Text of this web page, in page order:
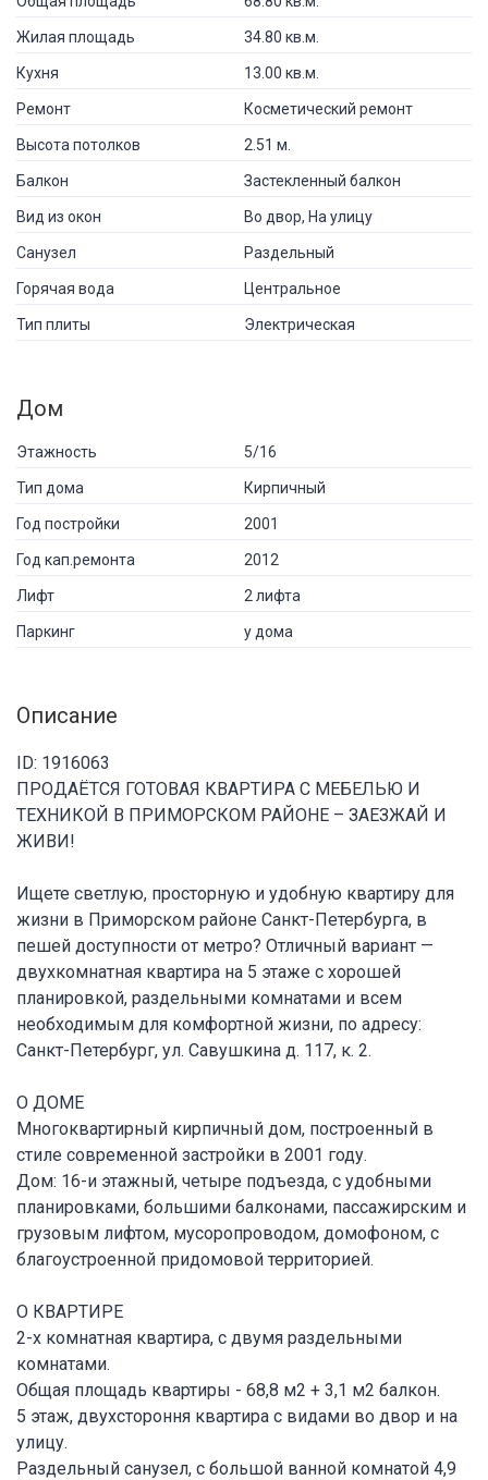
Жилая площадь 34.80 кв.м.
Кухня 13.00 кв.м.
Ремонт Косметический ремонт
Высота потолков 2.51 м.
Балкон Застекленный балкон
Вид из окон Во двор, На улицу
Санузел Раздельный
Горячая вода Центральное
Тип плиты Электрическая
Дом
Этажность 5/16
Тип дома Кирпичный
Год постройки 2001
Год кап.ремонта 2012
Лифт 2 лифта
Паркинг у дома
Описание
ID: 1916063
ПРОДАЁТСЯ ГОТОВАЯ КВАРТИРА С МЕБЕЛЬЮ И
ТЕХНИКОЙ В ПРИМОРСКОМ РАЙОНЕ – ЗАЕЗЖАЙ И
ЖИВИ!
Ищете светлую, просторную и удобную квартиру для
жизни в Приморском районе Санкт-Петербурга, в
пешей доступности от метро? Отличный вариант —
двухкомнатная квартира на 5 этаже с хорошей
планировкой, раздельными комнатами и всем
необходимым для комфортной жизни, по адресу:
Санкт-Петербург, ул. Савушкина д. 117, к. 2.
О ДОМЕ
Многоквартирный кирпичный дом, построенный в
стиле современной застройки в 2001 году.
Дом: 16-и этажный, четыре подъезда, с удобными
планировками, большими балконами, пассажирским и
грузовым лифтом, мусоропроводом, домофоном, с
благоустроенной придомовой территорией.
О КВАРТИРЕ
2-х комнатная квартира, с двумя раздельными
комнатами.
Общая площадь квартиры - 68,8 м2 + 3,1 м2 балкон.
5 этаж, двухстороння квартира с видами во двор и на
улицу.
Раздельный санузел, с большой ванной комнатой 4,9